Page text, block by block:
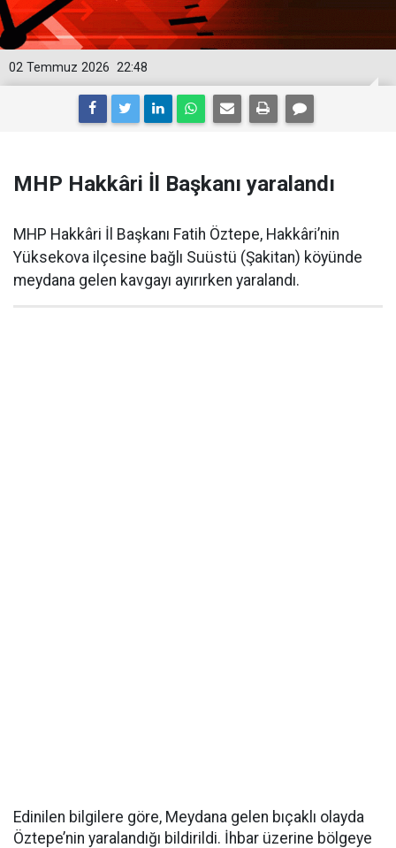
22:48
02 Temmuz 2026
MHP Hakkâri İl Başkanı yaralandı
MHP Hakkâri İl Başkanı Fatih Öztepe, Hakkâri’nin
Yüksekova ilçesine bağlı Suüstü (Şakitan) köyünde
meydana gelen kavgayı ayırırken yaralandı.
Edinilen bilgilere göre, Meydana gelen bıçaklı olayda
Öztepe’nin yaralandığı bildirildi. İhbar üzerine bölgeye